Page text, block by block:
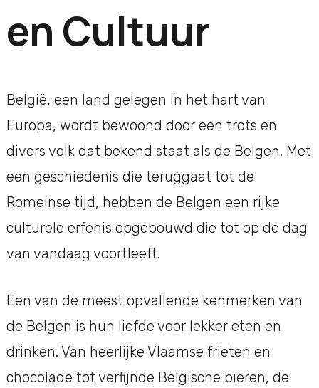
en Cultuur
België, een land gelegen in het hart van
Europa, wordt bewoond door een trots en
divers volk dat bekend staat als de Belgen. Met
een geschiedenis die teruggaat tot de
Romeinse tijd, hebben de Belgen een rijke
culturele erfenis opgebouwd die tot op de dag
van vandaag voortleeft.
Een van de meest opvallende kenmerken van
de Belgen is hun liefde voor lekker eten en
drinken. Van heerlijke Vlaamse frieten en
chocolade tot verfijnde Belgische bieren, de